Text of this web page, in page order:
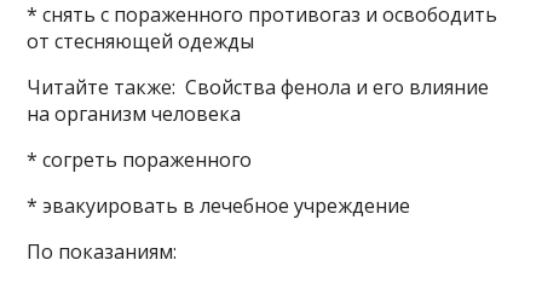
* снять с пораженного противогаз и освободить
от стесняющей одежды
Читайте также: Свойства фенола и его влияние
на организм человека
* согреть пораженного
* эвакуировать в лечебное учреждение
По показаниям: